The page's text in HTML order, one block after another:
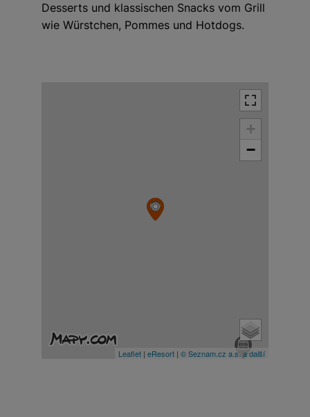
Desserts und klassischen Snacks vom Grill
wie Würstchen, Pommes und Hotdogs.
+
−
Leaflet | eResort | © Seznam.cz a.s. a další